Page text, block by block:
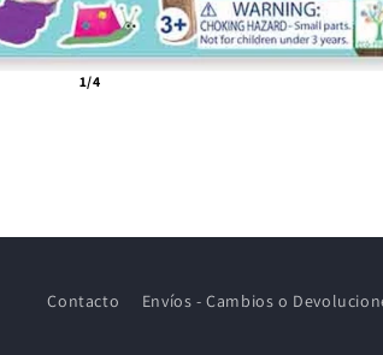
1/4
Contacto Envíos - Cambios o